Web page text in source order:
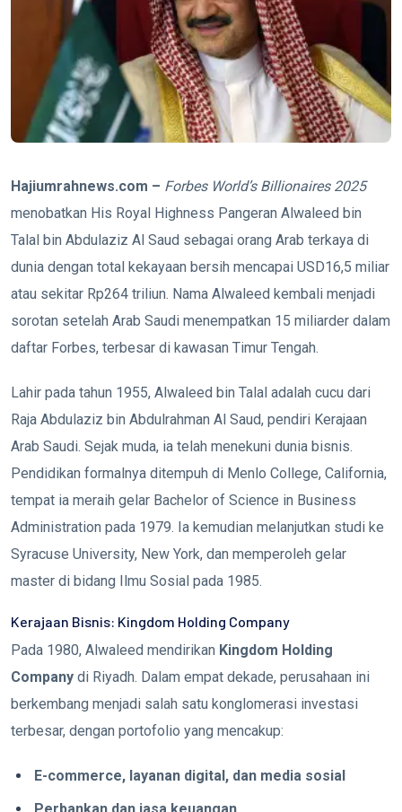
Hajiumrahnews.com – Forbes World’s Billionaires 2025
menobatkan His Royal Highness Pangeran Alwaleed bin
Talal bin Abdulaziz Al Saud sebagai orang Arab terkaya di
dunia dengan total kekayaan bersih mencapai USD16,5 miliar
atau sekitar Rp264 triliun. Nama Alwaleed kembali menjadi
sorotan setelah Arab Saudi menempatkan 15 miliarder dalam
daftar Forbes, terbesar di kawasan Timur Tengah.
Lahir pada tahun 1955, Alwaleed bin Talal adalah cucu dari
Raja Abdulaziz bin Abdulrahman Al Saud, pendiri Kerajaan
Arab Saudi. Sejak muda, ia telah menekuni dunia bisnis.
Pendidikan formalnya ditempuh di Menlo College, California,
tempat ia meraih gelar Bachelor of Science in Business
Administration pada 1979. Ia kemudian melanjutkan studi ke
Syracuse University, New York, dan memperoleh gelar
master di bidang Ilmu Sosial pada 1985.
Kerajaan Bisnis: Kingdom Holding Company
Pada 1980, Alwaleed mendirikan Kingdom Holding
Company di Riyadh. Dalam empat dekade, perusahaan ini
berkembang menjadi salah satu konglomerasi investasi
terbesar, dengan portofolio yang mencakup:
E-commerce, layanan digital, dan media sosial